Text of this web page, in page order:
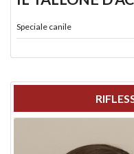
Speciale canile